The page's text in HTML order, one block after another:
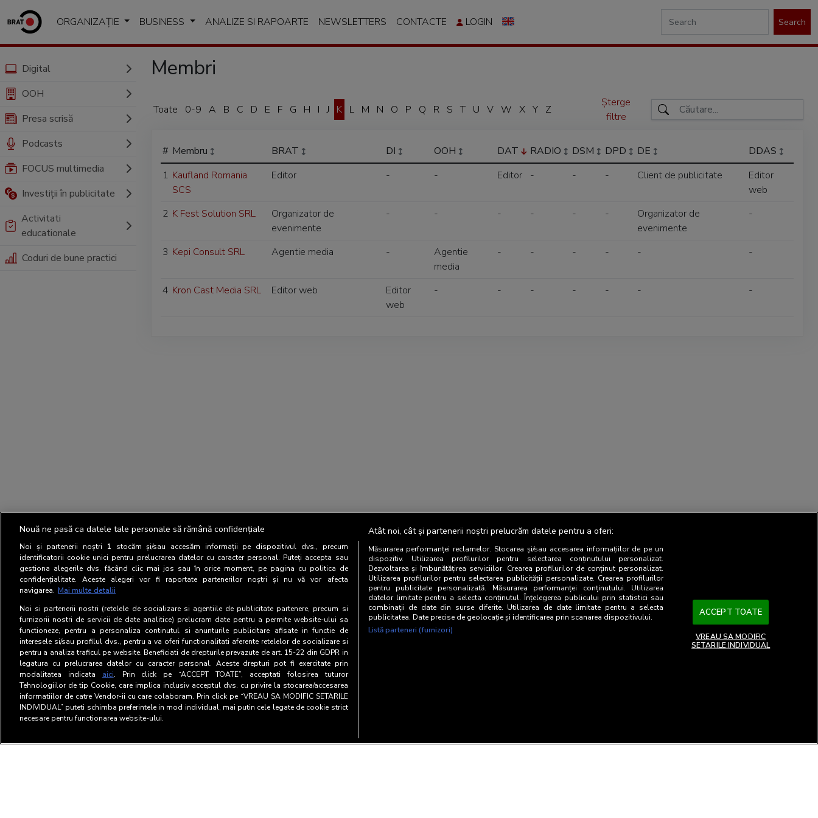
ORGANIZAȚIE BUSINESS ANALIZE SI RAPOARTE NEWSLETTERS CONTACTE LOGIN Search
Digital
OOH
Presa scrisă
Podcasts
FOCUS multimedia
Investiții în publicitate
Activitati
educationale
Coduri de bune practici
Membri
Toate 0-9 A B C D E F G H I J K L M N O P Q R S T U V W X Y Z
Șterge
filtre
# Membru BRAT DI OOH DAT RADIO DSM DPD DE
DDAS
1 Kaufland Romania
SCS
Editor - - Editor - - - Client de publicitate
Editor
web
2 K Fest Solution SRL
Organizator de
evenimente
- - - - - -
Organizator de
evenimente
-
3 Kepi Consult SRL Agentie media -
Agentie
media
- - - - - -
4 Kron Cast Media SRL Editor web
Editor
web
- - - - - - -
Nouă ne pasă ca datele tale personale să rămână confidențiale
Noi și partenerii noștri 1 stocăm și/sau accesăm informații pe dispozitivul dvs., precum
identificatorii cookie unici pentru prelucrarea datelor cu caracter personal. Puteți accepta sau
gestiona alegerile dvs. făcând clic mai jos sau în orice moment, pe pagina cu politica de
confidențialitate. Aceste alegeri vor fi raportate partenerilor noștri și nu vă vor afecta
navigarea. Mai multe detalii
Noi si partenerii nostri (retelele de socializare si agentiile de publicitate partenere, precum si
furnizorii nostri de servicii de date analitice) prelucram date pentru a permite website-ului sa
functioneze, pentru a personaliza continutul si anunturile publicitare afisate in functie de
interesele si/sau profilul dvs., pentru a va oferi functionalitati aferente retelelor de socializare si
pentru a analiza traficul pe website. Beneficiati de drepturile prevazute de art. 15-22 din GDPR in
legatura cu prelucrarea datelor cu caracter personal. Aceste drepturi pot fi exercitate prin
modalitatea indicata aici. Prin click pe “ACCEPT TOATE”, acceptati folosirea tuturor
Tehnologiilor de tip Cookie, care implica inclusiv acceptul dvs. cu privire la stocarea/accesarea
informatiilor de catre Vendor-ii cu care colaboram. Prin click pe “VREAU SA MODIFIC SETARILE
INDIVIDUAL” puteti schimba preferintele in mod individual, mai putin cele legate de cookie strict
necesare pentru functionarea website-ului.
Atât noi, cât și partenerii noștri prelucrăm datele pentru a oferi:
Măsurarea performanței reclamelor. Stocarea și/sau accesarea informațiilor de pe un
dispozitiv. Utilizarea profilurilor pentru selectarea conținutului personalizat.
Dezvoltarea și îmbunătățirea serviciilor. Crearea profilurilor de conținut personalizat.
Utilizarea profilurilor pentru selectarea publicității personalizate. Crearea profilurilor
pentru publicitate personalizată. Măsurarea performanței conținutului. Utilizarea
datelor limitate pentru a selecta conținutul. Înțelegerea publicului prin statistici sau
combinații de date din surse diferite. Utilizarea de date limitate pentru a selecta
publicitatea. Date precise de geolocație și identificarea prin scanarea dispozitivului.
Listă parteneri (furnizori)
ACCEPT TOATE
VREAU SA MODIFIC
SETARILE INDIVIDUAL